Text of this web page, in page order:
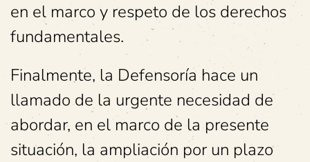
en el marco y respeto de los derechos
fundamentales.
Finalmente, la Defensoría hace un
llamado de la urgente necesidad de
abordar, en el marco de la presente
situación, la ampliación por un plazo